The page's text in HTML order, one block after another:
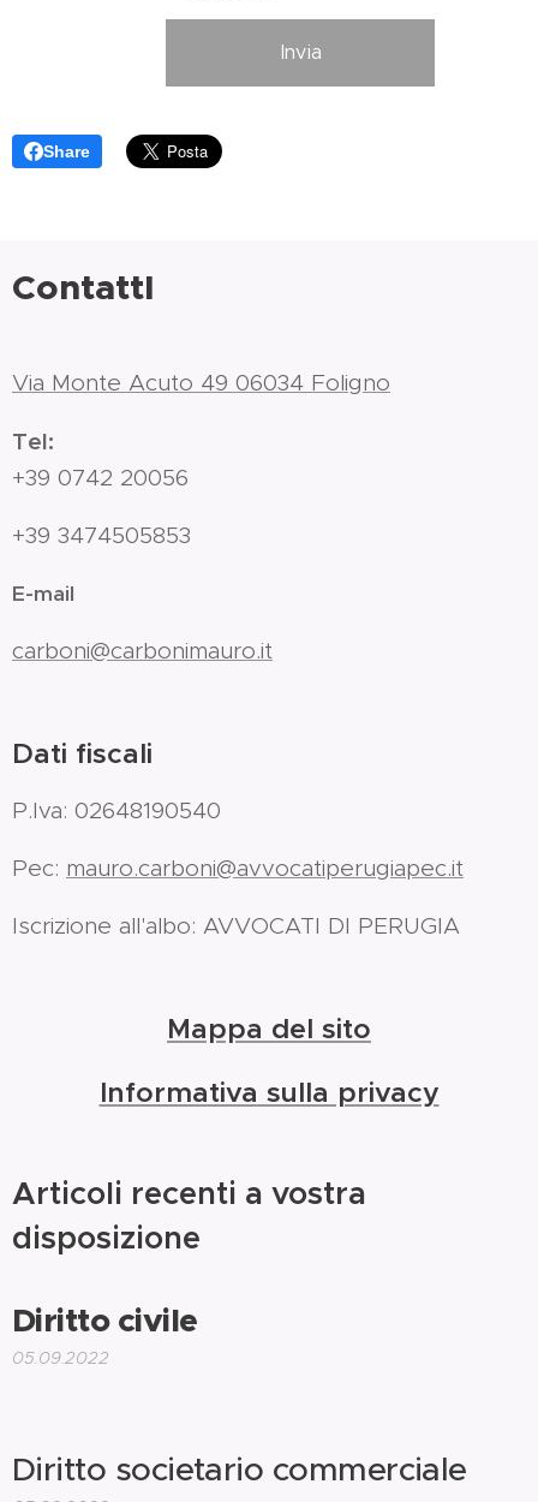
Invia
Share
ContattI
Via Monte Acuto 49 06034 Foligno
Tel:
+39 0742 20056
+39 3474505853
E-mail
carboni@carbonimauro.it
Dati fiscali
P.Iva: 02648190540
Pec: mauro.carboni@avvocatiperugiapec.it
Iscrizione all'albo: AVVOCATI DI PERUGIA
Mappa del sito
Informativa sulla privacy
Articoli recenti a vostra
disposizione
Diritto civile
05.09.2022
Diritto societario commerciale